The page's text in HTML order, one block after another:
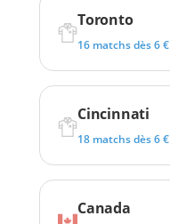
Toronto
16 matchs dès 6 €
Cincinnati
18 matchs dès 6 €
Canada